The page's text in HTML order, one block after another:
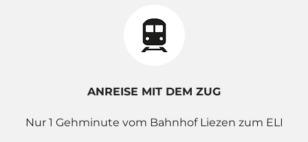
ANREISE MIT DEM ZUG
Nur 1 Gehminute vom Bahnhof Liezen zum ELI